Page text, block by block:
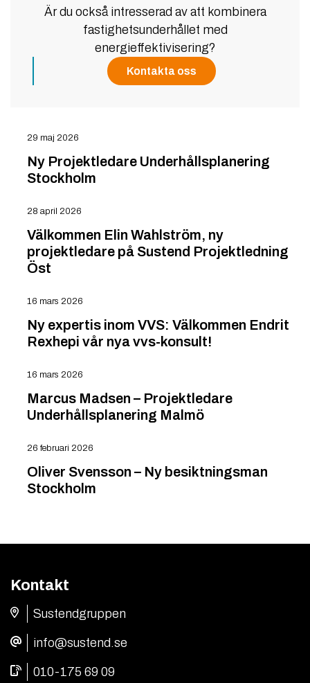
Är du också intresserad av att kombinera
fastighetsunderhållet med
energieffektivisering?
Kontakta oss
Ny Projektledare Underhållsplanering
Stockholm
29 maj 2026
Välkommen Elin Wahlström, ny
projektledare på Sustend Projektledning
Öst
28 april 2026
Ny expertis inom VVS: Välkommen Endrit
Rexhepi vår nya vvs-konsult!
16 mars 2026
Marcus Madsen – Projektledare
Underhållsplanering Malmö
16 mars 2026
Oliver Svensson – Ny besiktningsman
Stockholm
26 februari 2026
Kontakt
Sustendgruppen
info@sustend.se
010-175 69 09